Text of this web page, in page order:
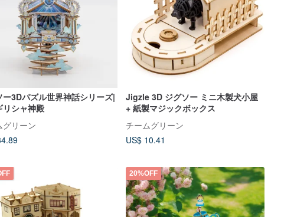
ー3Dパズル世界神話シリーズ|
リシャ神殿
グリーン
Jigzle 3D ジグソー ミニ木製犬小屋
+ 紙製マジックボックス
チームグリーン
US$ 10.41
20%OFF